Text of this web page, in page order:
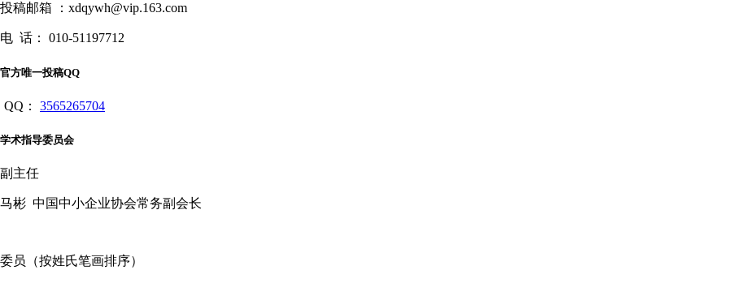
投稿邮箱 ：xdqywh@vip.163.com
电 话： 010-51197712
官方唯一投稿QQ
QQ： 3565265704
学术指导委员会
副主任
马彬 中国中小企业协会常务副会长
委员（按姓氏笔画排序）